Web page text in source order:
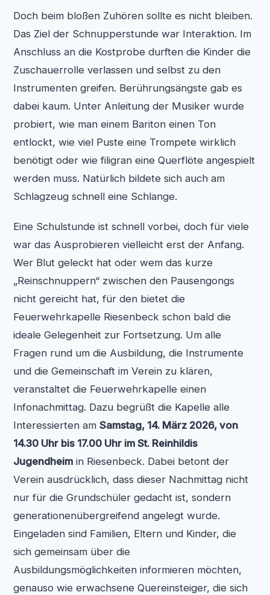
Doch beim bloßen Zuhören sollte es nicht bleiben.
Das Ziel der Schnupperstunde war Interaktion. Im
Anschluss an die Kostprobe durften die Kinder die
Zuschauerrolle verlassen und selbst zu den
Instrumenten greifen. Berührungsängste gab es
dabei kaum. Unter Anleitung der Musiker wurde
probiert, wie man einem Bariton einen Ton
entlockt, wie viel Puste eine Trompete wirklich
benötigt oder wie filigran eine Querflöte angespielt
werden muss. Natürlich bildete sich auch am
Schlagzeug schnell eine Schlange.
Eine Schulstunde ist schnell vorbei, doch für viele
war das Ausprobieren vielleicht erst der Anfang.
Wer Blut geleckt hat oder wem das kurze
„Reinschnuppern“ zwischen den Pausengongs
nicht gereicht hat, für den bietet die
Feuerwehrkapelle Riesenbeck schon bald die
ideale Gelegenheit zur Fortsetzung. Um alle
Fragen rund um die Ausbildung, die Instrumente
und die Gemeinschaft im Verein zu klären,
veranstaltet die Feuerwehrkapelle einen
Infonachmittag. Dazu begrüßt die Kapelle alle
Interessierten amSamstag, 14. März 2026, von
14.30 Uhr bis 17.00 Uhr im St. Reinhildis
Jugendheim in Riesenbeck. Dabei betont der
Verein ausdrücklich, dass dieser Nachmittag nicht
nur für die Grundschüler gedacht ist, sondern
generationenübergreifend angelegt wurde.
Eingeladen sind Familien, Eltern und Kinder, die
sich gemeinsam über die
Ausbildungsmöglichkeiten informieren möchten,
genauso wie erwachsene Quereinsteiger, die sich